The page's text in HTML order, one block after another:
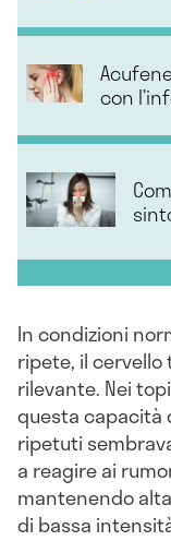
con
In condizioni
ripete, il
rilevante. Nei
questa capacità
ripetuti
a reagire ai
mantenendo
di bassa